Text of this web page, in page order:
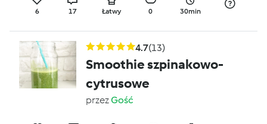
6 17 Łatwy 0 30min
4.7(13)
Smoothie szpinakowo-
cytrusowe
przezGość